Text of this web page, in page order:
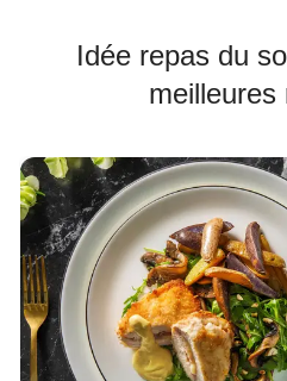
Idée repas du
meilleures